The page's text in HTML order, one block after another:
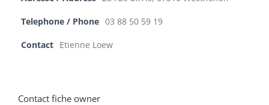
Telephone / Phone 03 88 50 59 19
Contact Etienne Loew
Contact fiche owner